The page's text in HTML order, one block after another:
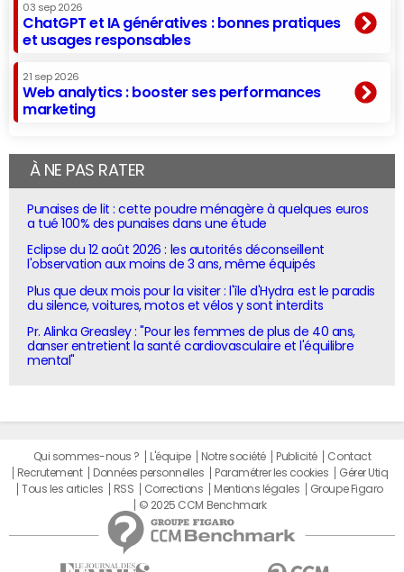
03 sep 2026
ChatGPT et IA génératives : bonnes pratiques
et usages responsables
21 sep 2026
Web analytics : booster ses performances
marketing
À NE PAS RATER
Punaises de lit : cette poudre ménagère à quelques euros
a tué 100% des punaises dans une étude
Eclipse du 12 août 2026 : les autorités déconseillent
l'observation aux moins de 3 ans, même équipés
Plus que deux mois pour la visiter : l'île d'Hydra est le paradis
du silence, voitures, motos et vélos y sont interdits
Pr. Alinka Greasley : "Pour les femmes de plus de 40 ans,
danser entretient la santé cardiovasculaire et l'équilibre
mental"
Qui sommes-nous ? L'équipe Notre société Publicité
Contact
Recrutement
Données personnelles Paramétrer les cookies
Gérer Utiq
Tous les articles
RSS Corrections Mentions légales
Groupe Figaro
© 2025 CCM Benchmark